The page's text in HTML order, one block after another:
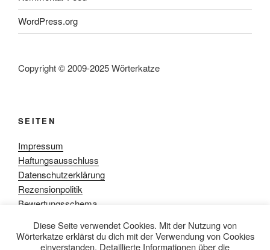
WordPress.org
Copyright © 2009-2025 Wörterkatze
SEITEN
Impressum
Haftungsausschluss
Datenschutzerklärung
Rezensionpolitik
Bewertungsschema
Diese Seite verwendet Cookies. Mit der Nutzung von
Wörterkatze erklärst du dich mit der Verwendung von Cookies
einverstanden. Detaillierte Informationen über die